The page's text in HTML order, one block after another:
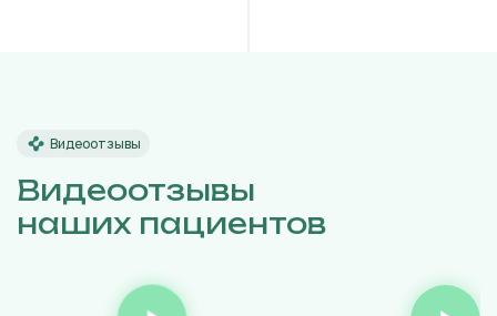
Видеоотзывы
Видеоотзывы
наших пациентов